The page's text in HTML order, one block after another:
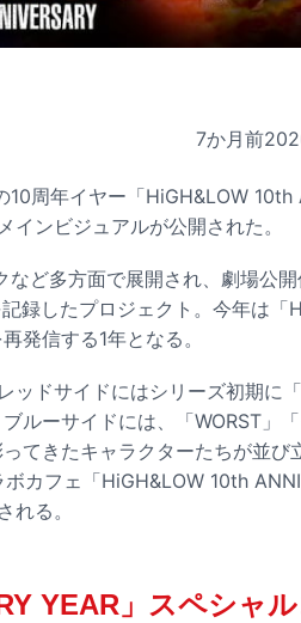
7か月前
周年イヤー「HiGH&LOW 10th
ンビジュアルが公開された。
など多方面で展開され、劇場公
録したプロジェクト。今年は「
発信する1年となる。
ッドサイドにはシリーズ初期に
ルーサイドには、「WORST」
てきたキャラクターたちが並び
カフェ「HiGH&LOW 10th
れる。
YEAR」スペシャ